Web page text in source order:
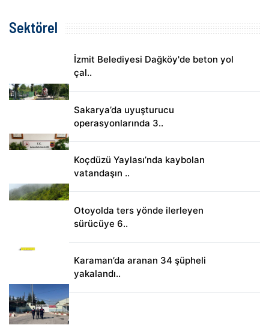
Sektörel
İzmit Belediyesi Dağköy'de beton yol
çal..
Sakarya’da uyuşturucu
operasyonlarında 3..
Koçdüzü Yaylası’nda kaybolan
vatandaşın ..
Otoyolda ters yönde ilerleyen
sürücüye 6..
Karaman’da aranan 34 şüpheli
yakalandı..